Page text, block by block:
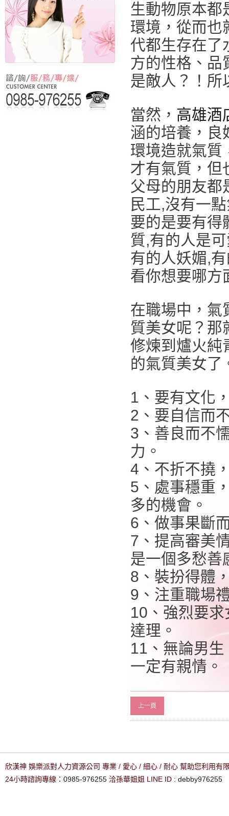
生動物原本都
環境，從而也
代都生存在了
方的性格、品
是敵人？！所
當然， 高雄酒
涵的培養，良
環境造就氣質
才有氣質，但
父母的朋友都
民工,沒有一
要的是要有得
質,有的人是
有的人妖媚,
看你想要哪方
在職場中，氣
質美女呢？那
修煉到爐火純
的氣質美女了
1、要有文化
2、要自信而
3、善良而不
力。
4、不折不撓
5、處事穩重
多的機會。
6、做事果斷
7、提高審美
是一個多愁善
8、裝扮得體
9、注重職場
10、強烈要
達理。
11、無論男生
一定有親情。
上一頁
欣漢神 娛樂派對人力資源公司 專業 / 愛心 / 細心 / 耐心 幫助您利用有
24小時諮詢專線： 0985-976255 洽孫華姐姐 LINE ID : debby976255